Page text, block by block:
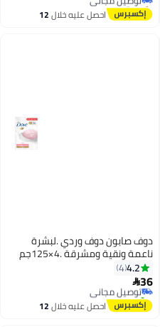
توصيل مجانياحصل عليه خلال12
اغسطس
دوف صابون دوف وردي .لبشرة
ناعمة ونقية ومشرقة .4×125جم
4.2
4

توصيل مجاني
تم بيع +10 مؤخرًا
توصيل مجانياحصل عليه خلال12
اغسطس